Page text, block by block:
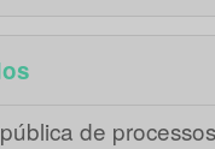
de processos